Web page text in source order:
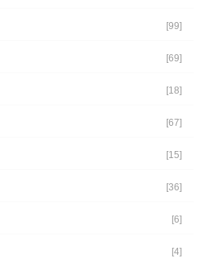
[99]
[69]
[18]
[67]
[15]
[36]
[6]
[4]